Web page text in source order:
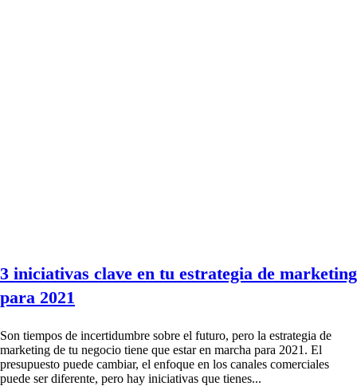
3 iniciativas clave en tu estrategia de marketing
para 2021
Son tiempos de incertidumbre sobre el futuro, pero la estrategia de
marketing de tu negocio tiene que estar en marcha para 2021. El
presupuesto puede cambiar, el enfoque en los canales comerciales
puede ser diferente, pero hay iniciativas que tienes...